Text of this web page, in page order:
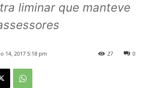
liminar que manteve
14, 2017 5:18 pm 0
27